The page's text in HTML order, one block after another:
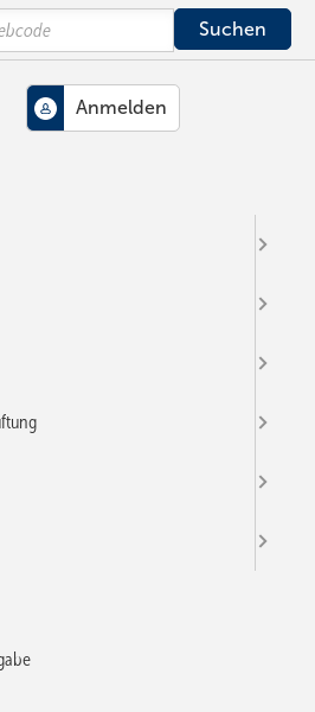
von
Firmenbestehen. Zum
Videos Antworten auf aktuelle